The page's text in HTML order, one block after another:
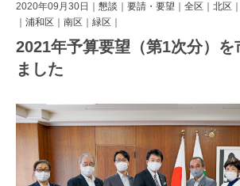
2020年09月30日｜ 懇談 要請・要望 全区 北区
浦和区 南区 緑区
2021年予算要望（第1次分）を
ました